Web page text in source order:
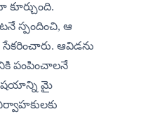
కూర్చుంది.
స్పందించి, ఆ
సేకరించారు. ఆవిడను
పంపించాలనే
విషయాన్ని మై